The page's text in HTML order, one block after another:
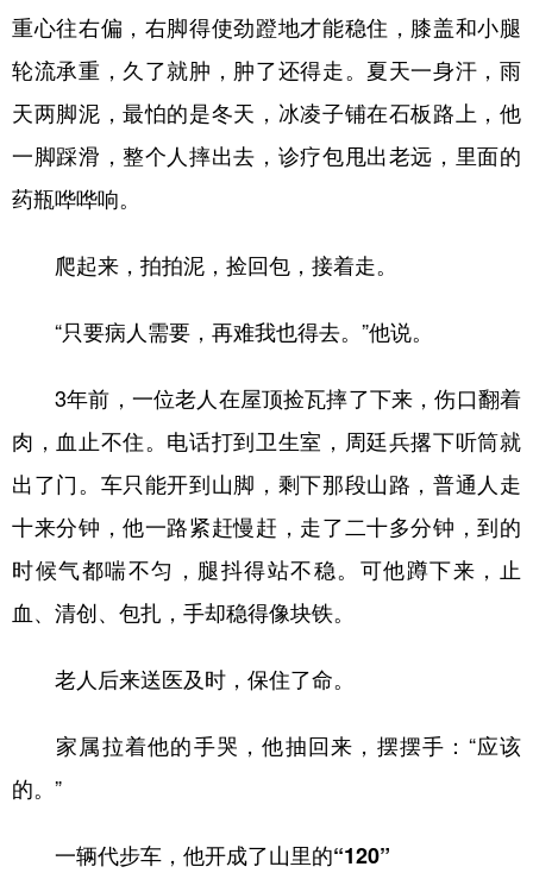
重心往右偏，右脚得使劲蹬地才能稳住，膝盖和小腿
轮流承重，久了就肿，肿了还得走。夏天一身汗，雨
天两脚泥，最怕的是冬天，冰凌子铺在石板路上，他
一脚踩滑，整个人摔出去，诊疗包甩出老远，里面的
药瓶哗哗响。
爬起来，拍拍泥，捡回包，接着走。
“只要病人需要，再难我也得去。”他说。
3年前，一位老人在屋顶捡瓦摔了下来，伤口翻着
肉，血止不住。电话打到卫生室，周廷兵撂下听筒就
出了门。车只能开到山脚，剩下那段山路，普通人走
十来分钟，他一路紧赶慢赶，走了二十多分钟，到的
时候气都喘不匀，腿抖得站不稳。可他蹲下来，止
血、清创、包扎，手却稳得像块铁。
老人后来送医及时，保住了命。
家属拉着他的手哭，他抽回来，摆摆手：“应该
的。”
一辆代步车，他开成了山里的“120”